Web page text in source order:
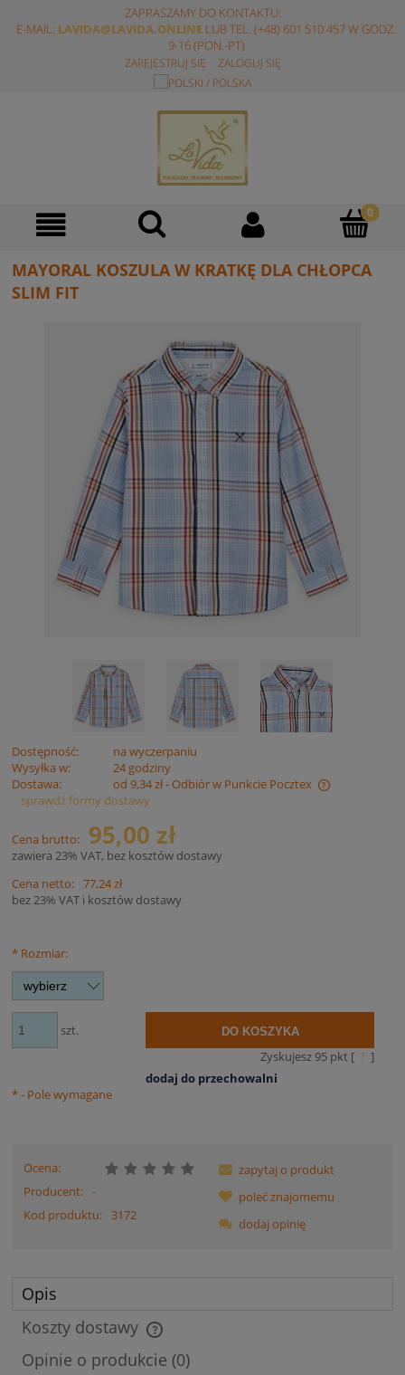
ZAPRASZAMY DO KONTAKTU:
E-MAIL: LAVIDA@LAVIDA.ONLINE LUB TEL. (+48) 601 510 457 W GODZ.
9-16 (PON.-PT)
ZAREJESTRUJ SIĘ ZALOGUJ SIĘ
MAYORAL KOSZULA W KRATKĘ DLA CHŁOPCA
SLIM FIT
Dostępność:
na wyczerpaniu
Wysyłka w:
24 godziny
Dostawa:
od 9,34 zł- Odbiór w Punkcie Pocztex
Cena nie zawiera ewentualnych kosztów płatności
sprawdź formy dostawy
Cena brutto: 95,00 zł
zawiera 23% VAT, bez kosztów dostawy
Cena netto: 77,24 zł
bez 23% VAT i kosztów dostawy
* Rozmiar:
szt. DO KOSZYKA
Zyskujesz 95 pkt [ ? ]
dodaj do przechowalni
*- Pole wymagane
Ocena:
Producent: -
Kod produktu: 3172
zapytaj o produkt
poleć znajomemu
dodaj opinię
Opis
Koszty dostawy
Cena nie zawiera ewentualnych kosztów płatności
Opinie o produkcie (0)